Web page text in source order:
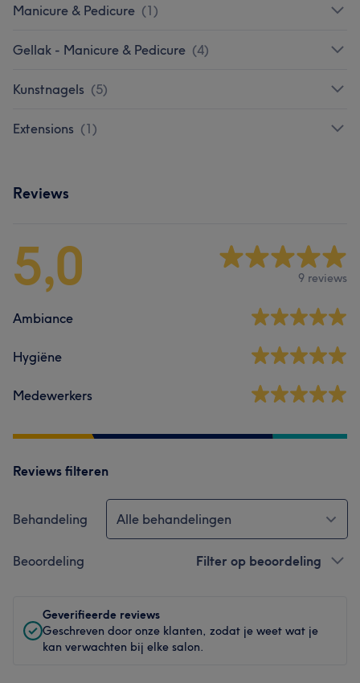
Manicure & Pedicure (1)
Gellak - Manicure & Pedicure (4)
Kunstnagels (5)
Extensions (1)
Reviews
5,0 9 reviews
Ambiance
Hygiëne
Medewerkers
Reviews filteren
Behandeling Alle behandelingen
Beoordeling Filter op beoordeling
Geverifieerde reviews
Geschreven door onze klanten, zodat je weet wat je
kan verwachten bij elke salon.